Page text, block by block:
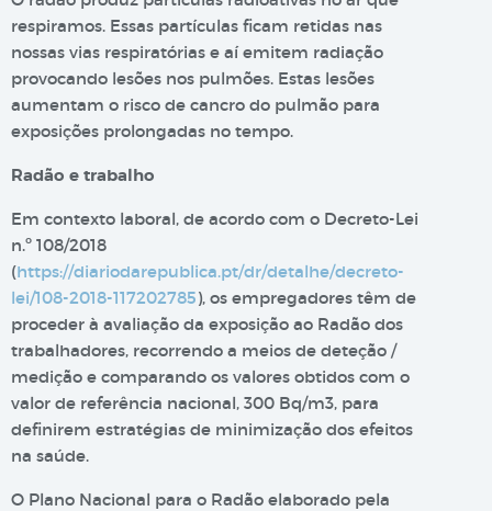
respiramos. Essas partículas ficam retidas nas
nossas vias respiratórias e aí emitem radiação
provocando lesões nos pulmões. Estas lesões
aumentam o risco de cancro do pulmão para
exposições prolongadas no tempo.
Radão e trabalho
Em contexto laboral, de acordo com o Decreto-Lei
n.º 108/2018
(https://diariodarepublica.pt/dr/detalhe/decreto-
lei/108-2018-117202785), os empregadores têm de
proceder à avaliação da exposição ao Radão dos
trabalhadores, recorrendo a meios de deteção /
medição e comparando os valores obtidos com o
valor de referência nacional, 300 Bq/m3, para
definirem estratégias de minimização dos efeitos
na saúde.
O Plano Nacional para o Radão elaborado pela